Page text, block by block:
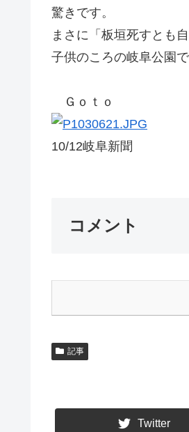
驚きです。
まさに「板垣死すとも
子供のころの岐阜公園
Ｇｏｔｏ
10/12岐阜新聞
コメント
記事
Twitter